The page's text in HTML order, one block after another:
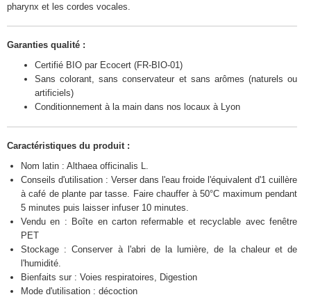
pharynx et les cordes vocales.
Garanties qualité :
Certifié BIO par Ecocert (FR-BIO-01)
Sans colorant, sans conservateur et sans arômes (naturels ou
artificiels)
Conditionnement à la main dans nos locaux à Lyon
Caractéristiques du produit :
Nom latin : Althaea officinalis L.
Conseils d'utilisation : Verser dans l'eau froide l'équivalent d'1 cuillère
à café de plante par tasse. Faire chauffer à 50°C maximum pendant
5 minutes puis laisser infuser 10 minutes.
Vendu en : Boîte en carton refermable et recyclable avec fenêtre
PET
Stockage : Conserver à l'abri de la lumière, de la chaleur et de
l'humidité.
Bienfaits sur : Voies respiratoires, Digestion
Mode d'utilisation : décoction